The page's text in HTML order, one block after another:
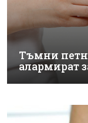
Тъмни
алармират